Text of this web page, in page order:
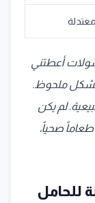
معتدلة
أعطتني
ملحوظ.
لم يكن
صحياً،
للحامل